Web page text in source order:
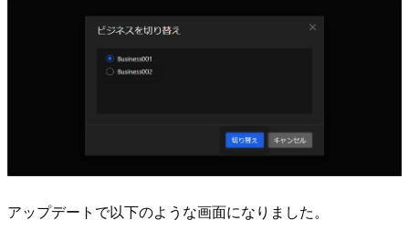
アップデートで以下のような画面になりました。